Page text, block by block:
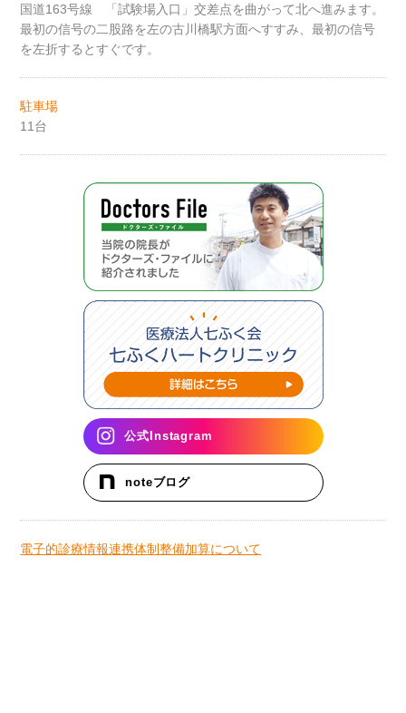
国道163号線 「試験場入口」交差点を曲がって北へ進みます。
最初の信号の二股路を左の古川橋駅方面へすすみ、最初の信号
を左折するとすぐです。
駐車場
11台
公式Instagram
noteブログ
電子的診療情報連携体制整備加算について